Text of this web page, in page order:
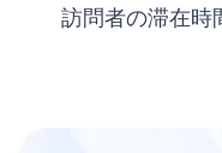
訪問者の滞在時